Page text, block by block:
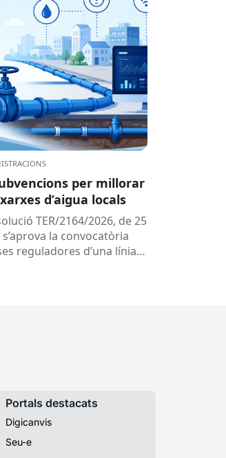
per millorar
d’aigua locals
TER/2164/2026, de 25
la convocatòria
reguladores d’una línia
Portals destacats
Digicanvis
Seu-e